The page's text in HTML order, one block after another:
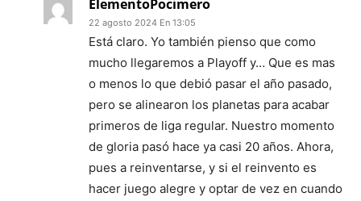
ElementoPocimero
22 agosto 2024 En 13:05
Está claro. Yo también pienso que como
mucho llegaremos a Playoff y… Que es mas
o menos lo que debió pasar el año pasado,
pero se alinearon los planetas para acabar
primeros de liga regular. Nuestro momento
de gloria pasó hace ya casi 20 años. Ahora,
pues a reinventarse, y si el reinvento es
hacer juego alegre y optar de vez en cuando